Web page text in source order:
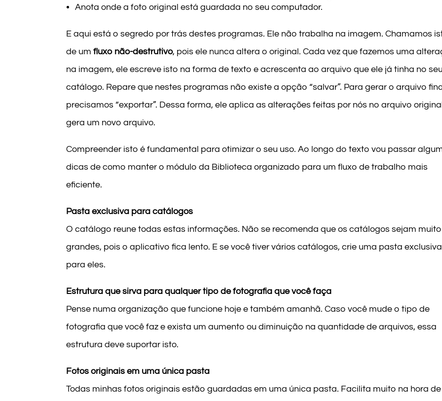
Anota onde a foto original está guardada no seu computador.
E aqui está o segredo por trás destes programas. Ele não trabalha na imagem. Chamamos
de umfluxo não-destrutivo, pois ele nunca altera o original. Cada vez que fazemos uma
na imagem, ele escreve isto na forma de texto e acrescenta ao arquivo que ele já tinha no seu
catálogo. Repare que nestes programas não existe a opção “salvar”. Para gerar o arquivo
precisamos “exportar”. Dessa forma, ele aplica as alterações feitas por nós no arquivo
gera um novo arquivo.
Compreender isto é fundamental para otimizar o seu uso. Ao longo do texto vou passar
dicas de como manter o módulo da Biblioteca organizado para um fluxo de trabalho mais
eficiente.
Pasta exclusiva para catálogos
O catálogo reune todas estas informações. Não se recomenda que os catálogos sejam muito
grandes, pois o aplicativo fica lento. E se você tiver vários catálogos, crie uma pasta exclusiva
para eles.
Estrutura que sirva para qualquer tipo de fotografia que você faça
Pense numa organização que funcione hoje e também amanhã. Caso você mude o tipo de
fotografia que você faz e exista um aumento ou diminuição na quantidade de arquivos, essa
estrutura deve suportar isto.
Fotos originais em uma única pasta
Todas minhas fotos originais estão guardadas em uma única pasta. Facilita muito na hora de